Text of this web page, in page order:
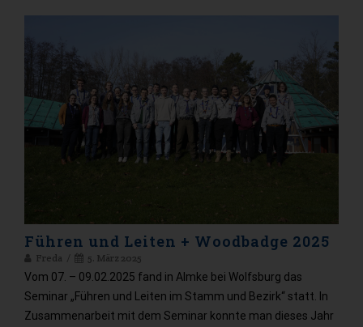
Führen und Leiten + Woodbadge 2025
Freda 5. März 2025
Vom 07. – 09.02.2025 fand in Almke bei Wolfsburg das
Seminar „Führen und Leiten im Stamm und Bezirk“ statt. In
Zusammenarbeit mit dem Seminar konnte man dieses Jahr